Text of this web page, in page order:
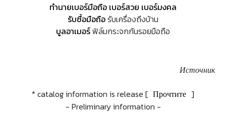
ทำนายเบอร์มือถือ เบอร์สวย เบอร์มงคล
รับซื้อมือถือรับเครื่องถึงบ้าน
บูลอาเมอร์ฟิล์มกระจกกันรอยมือถือ
Источник
* catalog information is release [ Прочтите ]
- Preliminary information -